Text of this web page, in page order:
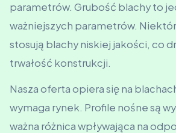
parametrów. Grubość blachy to
ważniejszych parametrów.
stosują blachy niskiej jakości, co
trwałość konstrukcji.
Nasza oferta opiera się na
wymaga rynek. Profile nośne są
ważna różnica wpływająca na